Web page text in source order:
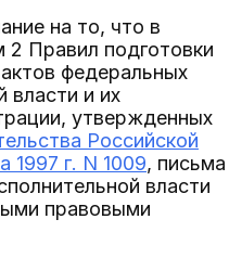
на то, что в
2 Правил подготовки
федеральных
власти и их
утвержденных
Российской
1997 г. N 1009, письма
власти
правовыми